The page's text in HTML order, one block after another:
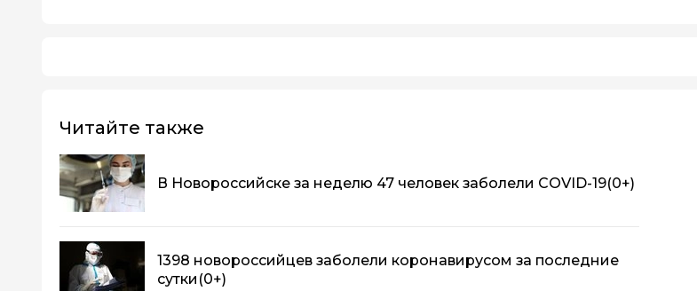
Читайте также
В Новороссийске за неделю 47 человек заболели COVID-19(0+)
1398 новороссийцев заболели коронавирусом за последние
сутки (0+)